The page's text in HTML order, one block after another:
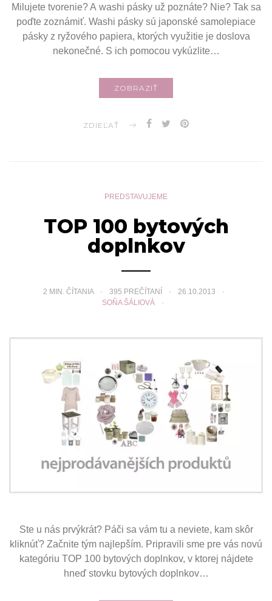
Milujete tvorenie? A washi pásky už poznáte? Nie? Tak sa
poďte zoznámiť. Washi pásky sú japonské samolepiace
pásky z ryžového papiera, ktorých využitie je doslova
nekonečné. S ich pomocou vykúzlite…
ZOBRAZIŤ
ZDIEĽAŤ
PREDSTAVUJEME
TOP 100 bytových
doplnkov
2 MIN. ČÍTANIA 395 PREČÍTANÍ
26.10.2013
SOŇA ŠÁLIOVÁ
Ste u nás prvýkrát? Páči sa vám tu a neviete, kam skôr
kliknúť? Začnite tým najlepším. Pripravili sme pre vás novú
kategóriu TOP 100 bytových doplnkov, v ktorej nájdete
hneď stovku bytových doplnkov…